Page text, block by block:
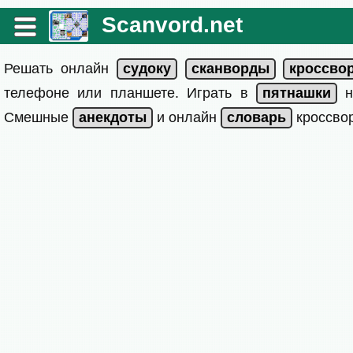
Scanvord.net
Решать онлайн
телефоне или планшете. Играть в
Смешные
и онлайн